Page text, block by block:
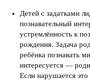
Детей с задатками
познавательный
устремлённость к
рождения. Задача
ребёнка познавать
интересуется —
Если нарушается